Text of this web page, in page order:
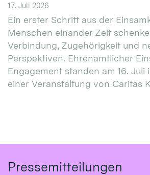
17. Juli 2026
Ein erster Schritt aus der
Menschen einander Zeit
Verbindung, Zugehörigkeit und
Perspektiven. Ehrenamtlicher
Engagement standen am 16.
einer Veranstaltung von Caritas
Pressemitteilungen